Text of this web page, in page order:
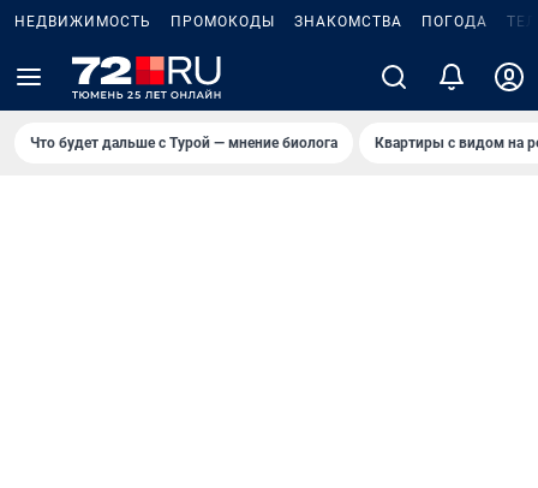
НЕДВИЖИМОСТЬ ПРОМОКОДЫ ЗНАКОМСТВА ПОГОДА
Что будет дальше с Турой — мнение биолога Квартиры с видом на